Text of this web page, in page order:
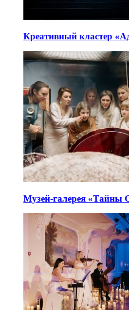
Креативный кластер
Музей-галерея «Тайны